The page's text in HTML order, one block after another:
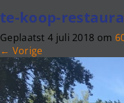
te-koop-
Geplaatst4 juli 2018 om
← Vorige